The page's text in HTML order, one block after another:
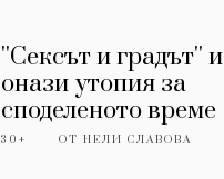
''Сексът и градът'' и
онази утопия за
споделеното време
30+ ОТНЕЛИ СЛАВОВА